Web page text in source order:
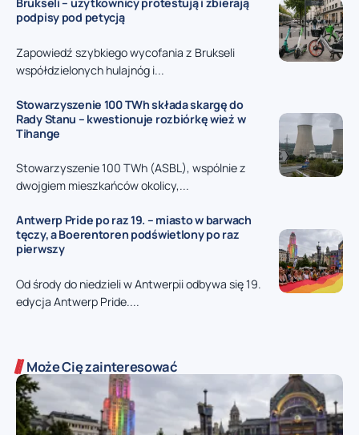
Brukseli – użytkownicy protestują i zbierają
podpisy pod petycją
Zapowiedź szybkiego wycofania z Brukseli
współdzielonych hulajnóg i...
Stowarzyszenie 100 TWh składa skargę do
Rady Stanu – kwestionuje rozbiórkę wież w
Tihange
Stowarzyszenie 100 TWh (ASBL), wspólnie z
dwojgiem mieszkańców okolicy,...
Antwerp Pride po raz 19. – miasto w barwach
tęczy, a Boerentoren podświetlony po raz
pierwszy
Od środy do niedzieli w Antwerpii odbywa się 19.
edycja Antwerp Pride....
Może Cię zainteresować